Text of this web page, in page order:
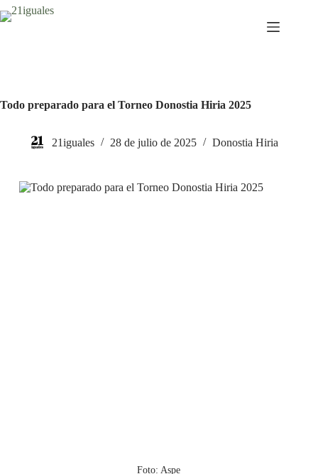
Saltar
al
Todo preparado para el Torneo Donostia Hiria 2025
21iguales 28 de julio de 2025 Donostia Hiria
Foto: Aspe